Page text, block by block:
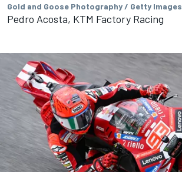
Gold and Goose Photography / Getty Images
Pedro Acosta, KTM Factory Racing